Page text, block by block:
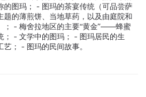
的图玛； - 图玛的茶宴传统（可品尝萨
题的薄煎饼、当地草药，以及由庭院和
； - 梅舍拉地区的主要“黄金”——蜂蜜
； - 文学中的图玛； - 图玛居民的生
； - 图玛的民间故事。